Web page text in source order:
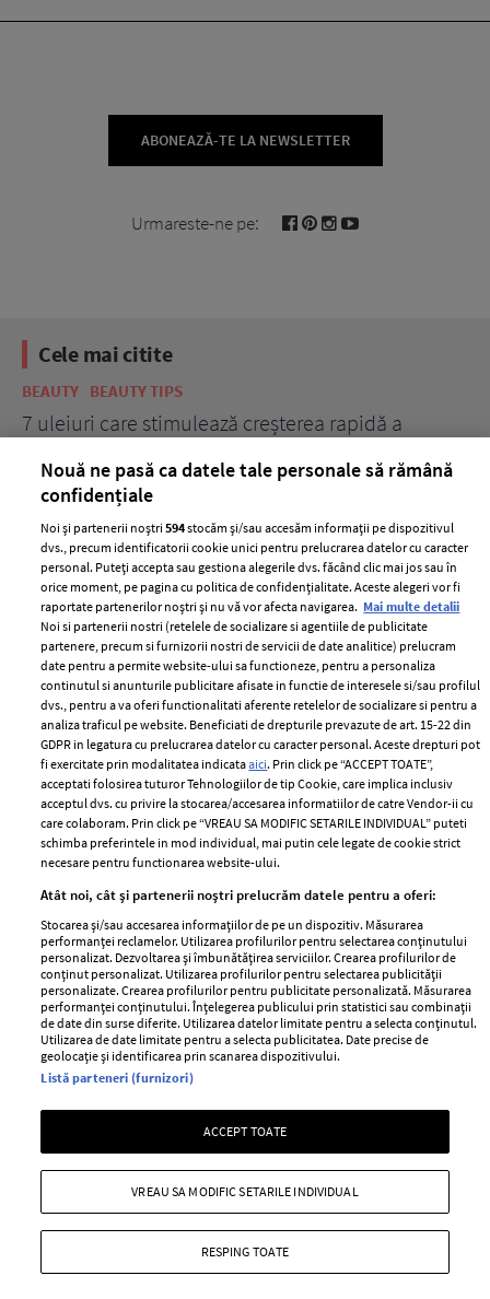
ABONEAZĂ-TE LA NEWSLETTER
Urmareste-ne pe:
Cele mai citite
BEAUTY BEAUTY TIPS
7 uleiuri care stimulează creșterea rapidă a
ELLE Style Awards
2024
Despre ELLE
Romania
Contact
Abonamente
Termeni si conditii
Politica de
confidențialitate
Politica de cookies
Publicitate
GSP
Unica
Baby
Retete
femei
Viva
Avantaje
Retete practice
Pariază responsabil! Decizia ONJN nr. 821/25.09.2025.
Jocurile de noroc sunt interzise minorilor.
Copyright © 2026 Ringier Romania SRL
Nouă ne pasă ca datele tale personale să rămână
confidențiale
Noi și partenerii noștri594stocăm și/sau accesăm informații pe dispozitivul
dvs., precum identificatorii cookie unici pentru prelucrarea datelor cu caracter
personal. Puteți accepta sau gestiona alegerile dvs. făcând clic mai jos sau în
orice moment, pe pagina cu politica de confidențialitate. Aceste alegeri vor fi
raportate partenerilor noștri și nu vă vor afecta navigarea. Mai multe detalii
Noi si partenerii nostri (retelele de socializare si agentiile de publicitate
partenere, precum si furnizorii nostri de servicii de date analitice) prelucram
date pentru a permite website-ului sa functioneze, pentru a personaliza
continutul si anunturile publicitare afisate in functie de interesele si/sau profilul
dvs., pentru a va oferi functionalitati aferente retelelor de socializare si pentru a
analiza traficul pe website. Beneficiati de drepturile prevazute de art. 15-22 din
GDPR in legatura cu prelucrarea datelor cu caracter personal. Aceste drepturi pot
fi exercitate prin modalitatea indicataaici. Prin click pe “ACCEPT TOATE”,
acceptati folosirea tuturor Tehnologiilor de tip Cookie, care implica inclusiv
acceptul dvs. cu privire la stocarea/accesarea informatiilor de catre Vendor-ii cu
care colaboram. Prin click pe “VREAU SA MODIFIC SETARILE INDIVIDUAL” puteti
schimba preferintele in mod individual, mai putin cele legate de cookie strict
necesare pentru functionarea website-ului.
Atât noi, cât și partenerii noștri prelucrăm datele pentru a oferi:
Stocarea și/sau accesarea informațiilor de pe un dispozitiv. Măsurarea
performanței reclamelor. Utilizarea profilurilor pentru selectarea conținutului
personalizat. Dezvoltarea și îmbunătățirea serviciilor. Crearea profilurilor de
conținut personalizat. Utilizarea profilurilor pentru selectarea publicității
personalizate. Crearea profilurilor pentru publicitate personalizată. Măsurarea
performanței conținutului. Înțelegerea publicului prin statistici sau combinații
de date din surse diferite. Utilizarea datelor limitate pentru a selecta conținutul.
Utilizarea de date limitate pentru a selecta publicitatea. Date precise de
geolocație și identificarea prin scanarea dispozitivului.
Listă parteneri (furnizori)
ACCEPT TOATE
RESPING TOATE
VREAU SA MODIFIC SETARILE INDIVIDUAL